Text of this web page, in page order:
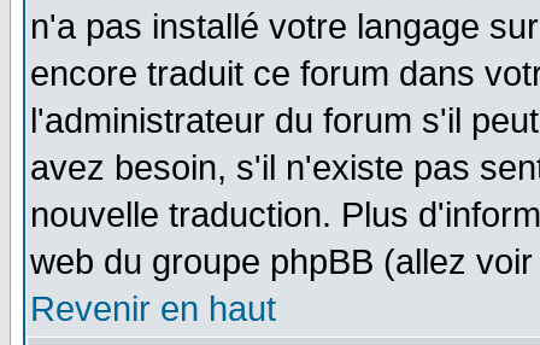
n'a pas installé votre langage
encore traduit ce forum dans
l'administrateur du forum s'il
avez besoin, s'il n'existe pas
nouvelle traduction. Plus
web du groupe phpBB (allez
Revenir en haut